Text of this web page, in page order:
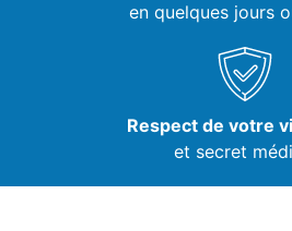
en quelques jours
Respect de votre
et secret